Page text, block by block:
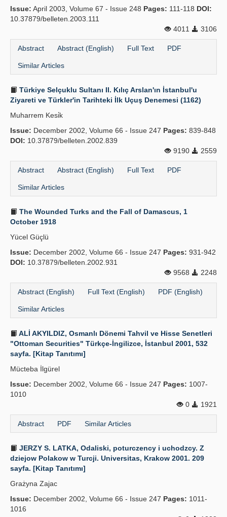
Issue: April 2003, Volume 67 - Issue 248 Pages: 111-118 DOI:
10.37879/belleten.2003.111
4011
3106
Abstract Abstract (English) Full Text PDF
Similar Articles
Türkiye Selçuklu Sultanı II. Kılıç Arslan'ın İstanbul'u
Ziyareti ve Türkler'in Tarihteki İlk Uçuş Denemesi (1162)
Muharrem Kesi̇k
Issue: December 2002, Volume 66 - Issue 247 Pages: 839-848
DOI: 10.37879/belleten.2002.839
9190
2559
Abstract Abstract (English) Full Text PDF
Similar Articles
The Wounded Turks and the Fall of Damascus, 1
October 1918
Yücel Güçlü
Issue: December 2002, Volume 66 - Issue 247 Pages: 931-942
DOI: 10.37879/belleten.2002.931
9568
2248
Abstract (English) Full Text (English) PDF (English)
Similar Articles
ALİ AKYILDIZ, Osmanlı Dönemi Tahvil ve Hisse Senetleri
"Ottoman Securities" Türkçe-İngilizce, İstanbul 2001, 532
sayfa. [Kitap Tanıtımı]
Mücteba İlgürel
Issue: December 2002, Volume 66 - Issue 247 Pages: 1007-
1010
0
1921
Abstract PDF Similar Articles
JERZY S. LATKA, Odaliski, poturczency i uchodzcy. Z
dziejow Polakow w Turcji. Universitas, Krakow 2001. 209
sayfa. [Kitap Tanıtımı]
Grażyna Zajac
Issue: December 2002, Volume 66 - Issue 247 Pages: 1011-
1016